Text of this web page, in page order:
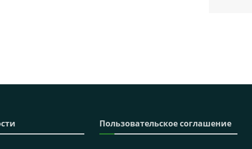
Пользовательское соглашение